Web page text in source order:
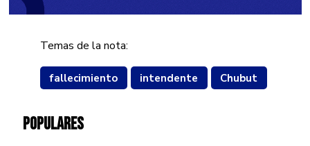
Temas de la nota:
fallecimiento intendente Chubut
POPULARES